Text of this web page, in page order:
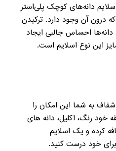
دانه‌های کوچک پلی‌استر
درون آن وجود دارد. ترکیدن
احساس جالبی ایجاد
این نوع اسلایم است.
به شما این امکان را
خود رنگ، اکلیل، دانه های
کرده و یک اسلایم
خود درست کنید.